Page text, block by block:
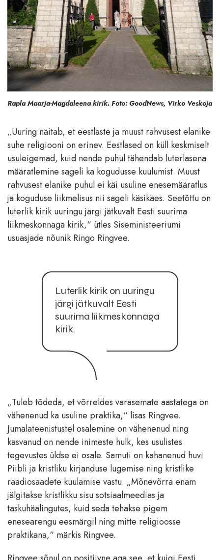
Rapla Maarja-Magdaleena kirik. Foto: GoodNews, Virko Veskoja
„Uuring näitab, et eestlaste ja muust rahvusest elanike
suhe religiooni on erinev. Eestlased on küll keskmiselt
usuleigemad, kuid nende puhul tähendab luterlasena
määratlemine sageli ka kogudusse kuulumist. Muust
rahvusest elanike puhul ei käi usuline enesemääratlus
ja koguduse liikmelisus nii sageli käsikäes. Seetõttu on
luterlik kirik uuringu järgi jätkuvalt Eesti suurima
liikmeskonnaga kirik,“ ütles Siseministeeriumi
usuasjade nõunik Ringo Ringvee.
Luterlik kirik on uuringu
järgi jätkuvalt Eesti
suurima liikmeskonnaga
kirik.
„Tuleb tõdeda, et võrreldes varasemate aastatega on
vähenenud ka usuline praktika,“ lisas Ringvee.
Jumalateenistustel osalemine on vähenenud ning
kasvanud on nende inimeste hulk, kes usulistes
tegevustes üldse ei osale. Samuti on kahanenud huvi
Piibli ja kristliku kirjanduse lugemise ning kristlike
raadiosaadete kuulamise vastu. „Mõnevõrra enam
jälgitakse kristlikku sisu sotsiaalmeedias ja
taskuhäälingutes, kuid seda tehakse pigem
enesearengu eesmärgil ning mitte religioosse
praktikana,“ märkis Ringvee.